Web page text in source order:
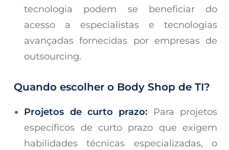
tecnologia podem se beneficiar do
acesso a especialistas e tecnologias
avançadas fornecidas por empresas de
outsourcing.
Quando escolher o Body Shop de TI?
Projetos de curto prazo: Para projetos
específicos de curto prazo que exigem
habilidades técnicas especializadas, o